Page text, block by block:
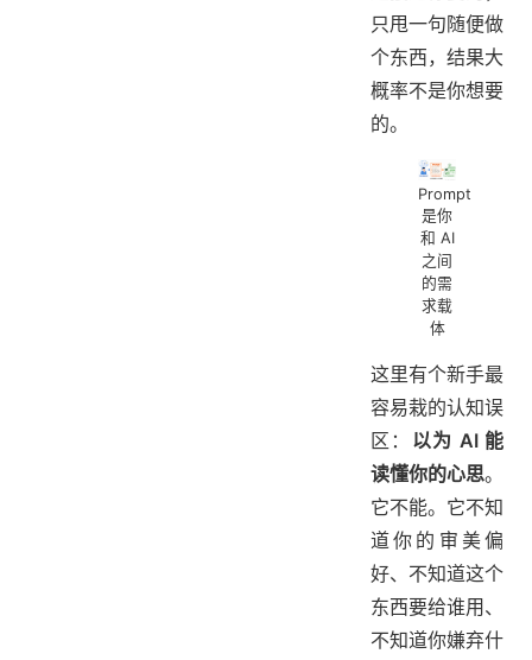
只甩一句随便做
个东西，结果大
概率不是你想要
的。
Prompt
是你
和 AI
之间
的需
求载
体
这里有个新手最
容易栽的认知误
区： 以为 AI 能
读懂你的心思。
它不能。它不知
道你的审美偏
好、不知道这个
东西要给谁用、
不知道你嫌弃什